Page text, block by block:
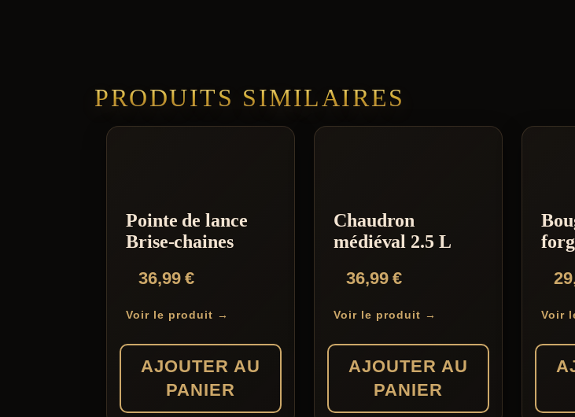
PRODUITS SIMILAIRES
Pointe de lance
Brise-chaines
36,99€
Voir le produit →
AJOUTER AU
PANIER
Chaudron
médiéval 2.5 L
36,99€
Voir le produit →
AJOUTER AU
PANIER
Voir